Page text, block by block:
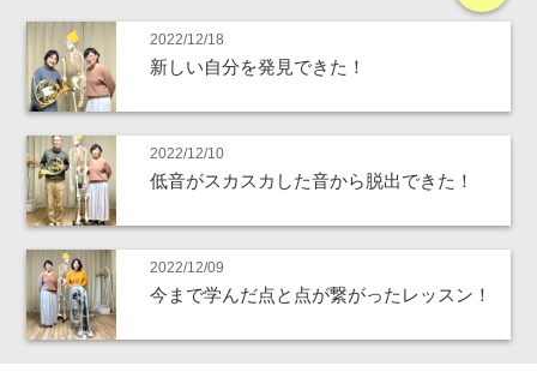
2022/12/18
新しい自分を発見できた！
2022/12/10
低音がスカスカした音から脱出できた！
2022/12/09
今まで学んだ点と点が繋がったレッスン！